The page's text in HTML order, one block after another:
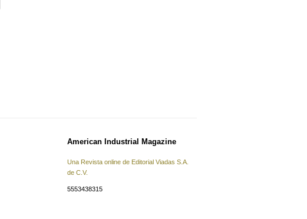
American Industrial Magazine
Una Revista online de Editorial Viadas S.A.
de C.V.
5553438315